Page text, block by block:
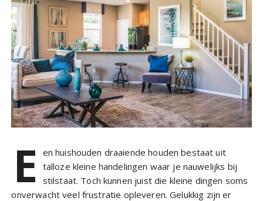
E
en huishouden draaiende houden bestaat uit
talloze kleine handelingen waar je nauwelijks bij
stilstaat. Toch kunnen juist die kleine dingen soms
onverwacht veel frustratie opleveren. Gelukkig zijn er